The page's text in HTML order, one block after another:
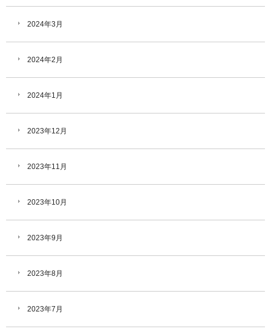
2024年3月
2024年2月
2024年1月
2023年12月
2023年11月
2023年10月
2023年9月
2023年8月
2023年7月